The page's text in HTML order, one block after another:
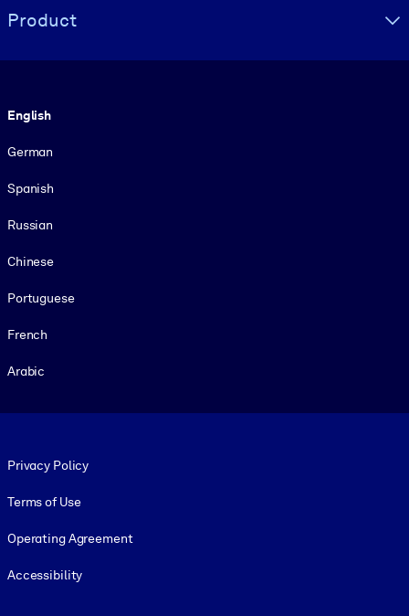
Product
English
German
Spanish
Russian
Chinese
Portuguese
French
Arabic
Privacy Policy
Terms of Use
Operating Agreement
Accessibility